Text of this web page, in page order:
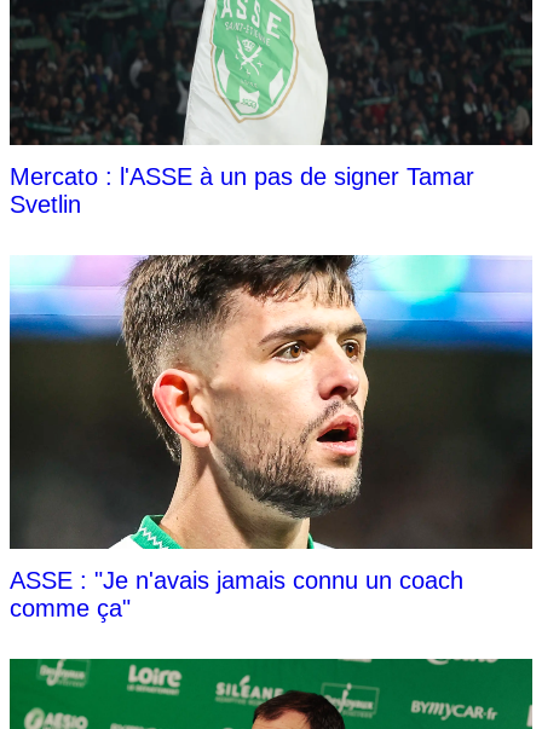
Mercato : l'ASSE à un pas de signer Tamar
Svetlin
ASSE : "Je n'avais jamais connu un coach
comme ça"